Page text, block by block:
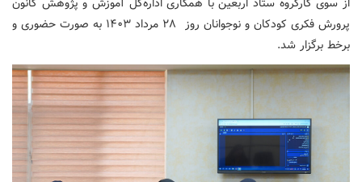
پرورش فکری کودکان و نوجوانان روز ۲۸ مرداد ۱۴۰۳ به صورت حضوری و
برخط برگزار شد.